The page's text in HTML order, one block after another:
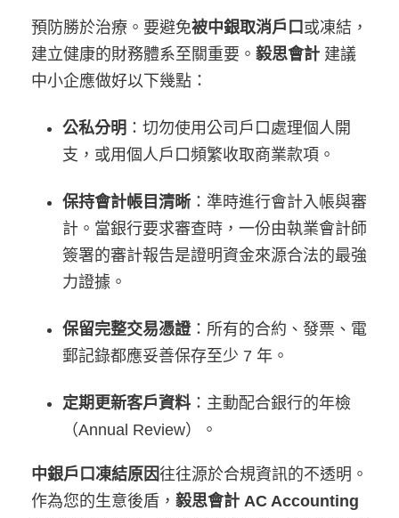
預防勝於治療。要避免被中銀取消戶口 或凍結，
建立健康的財務體系至關重要。 毅思會計 建議
中小企應做好以下幾點：
公私分明 ：切勿使用公司戶口處理個人開
支，或用個人戶口頻繁收取商業款項。
保持會計帳目清晰 ：準時進行會計入帳與審
計。當銀行要求審查時，一份由執業會計師
簽署的審計報告是證明資金來源合法的最強
力證據。
保留完整交易憑證：所有的合約、發票、電
郵記錄都應妥善保存至少 7 年。
定期更新客戶資料 ：主動配合銀行的年檢
（Annual Review）。
中銀戶口凍結原因往往源於合規資訊的不透明。
作為您的生意後盾， 毅思會計 AC Accounting